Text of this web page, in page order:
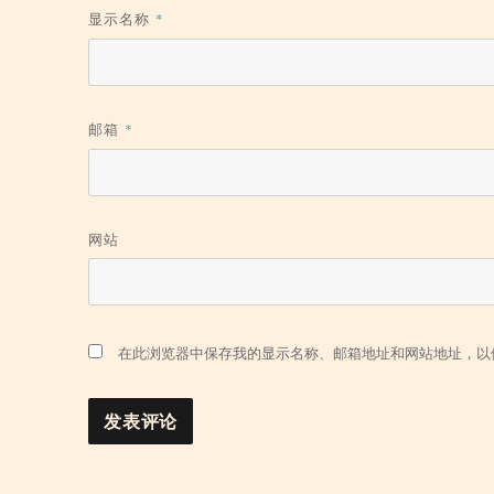
显示名称 *
邮箱 *
网站
在此浏览器中保存我的显示名称、邮箱地址和网站地址，以